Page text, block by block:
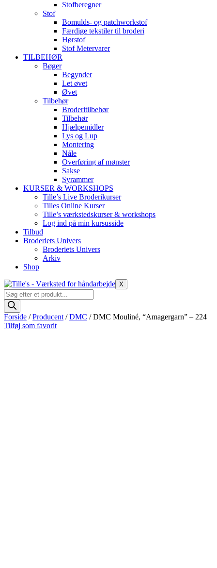
Stofberegner
Stof
Bomulds- og patchworkstof
Færdige tekstiler til broderi
Hørstof
Stof Metervarer
TILBEHØR
Bøger
Begynder
Let øvet
Øvet
Tilbehør
Broderitilbehør
Tilbehør
Hjælpemidler
Lys og Lup
Montering
Nåle
Overføring af mønster
Sakse
Syrammer
KURSER & WORKSHOPS
Tille’s Live Broderikurser
Tilles Online Kurser
Tille’s værkstedskurser & workshops
Log ind på min kursusside
Tilbud
Broderiets Univers
Broderiets Univers
Arkiv
Shop
X
Products
search
Forside /Producent /DMC / DMC Mouliné, “Amagergarn” – 224
Tilføj som favorit